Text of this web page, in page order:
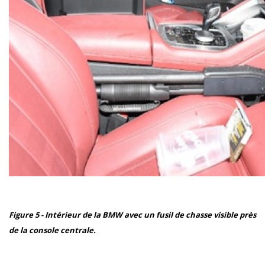
Figure 5 - Intérieur de la BMW avec un fusil de chasse visible près
de la console centrale.